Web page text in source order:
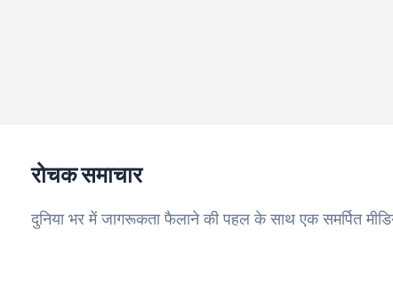
रोचक समाचार
दुनिया भर में जागरूकता फैलाने की पहल के साथ एक समर्पित